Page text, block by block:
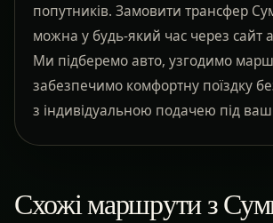
попутників. Замовити трансфер
можна у будь-який час через сайт
Ми підберемо авто, узгодимо
забезпечимо комфортну поїздку
з індивідуальною подачею під ваш
Схожі маршрути з